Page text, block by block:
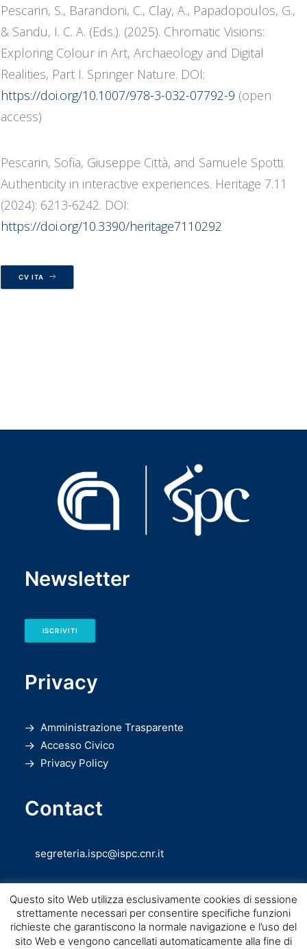
Pescarin, S., Barandoni, C., Clay, A., Papadopoulos, G.,
& Sandu, I. C. A. (Eds.). (2025). Chromatic Visions:
Exploring Colour in Art, Archaeology and Digital
Realities, Part I. Springer Nature. DOI:
https://doi.org/10.1007/978-3-032-07792-9 (open
access)
Pescarin, Sofia, Giuseppe Città, and Samuele Spotti.
Authenticity in interactive experiences. Heritage 7.11
(2024): 6213-6242. DOI:
https://doi.org/10.3390/heritage7110292
CV ITA
Newsletter
ISCRIVITI
Privacy
Amministrazione Trasparente
Accesso Civico
Privacy Policy
Contact
segreteria.ispc@ispc.cnr.it
Questo sito Web utilizza esclusivamente cookies di sessione
strettamente necessari per consentire specifiche funzioni
richieste che garantiscono la normale navigazione e l’uso del
sito Web e vengono cancellati automaticamente alla fine di